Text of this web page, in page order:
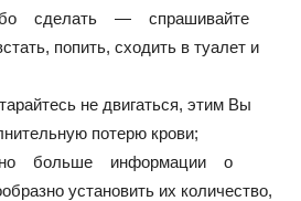
сделать — спрашивайте
попить, сходить в туалет и
не двигаться, этим Вы
потерю крови;
больше информации о
установить их количество,